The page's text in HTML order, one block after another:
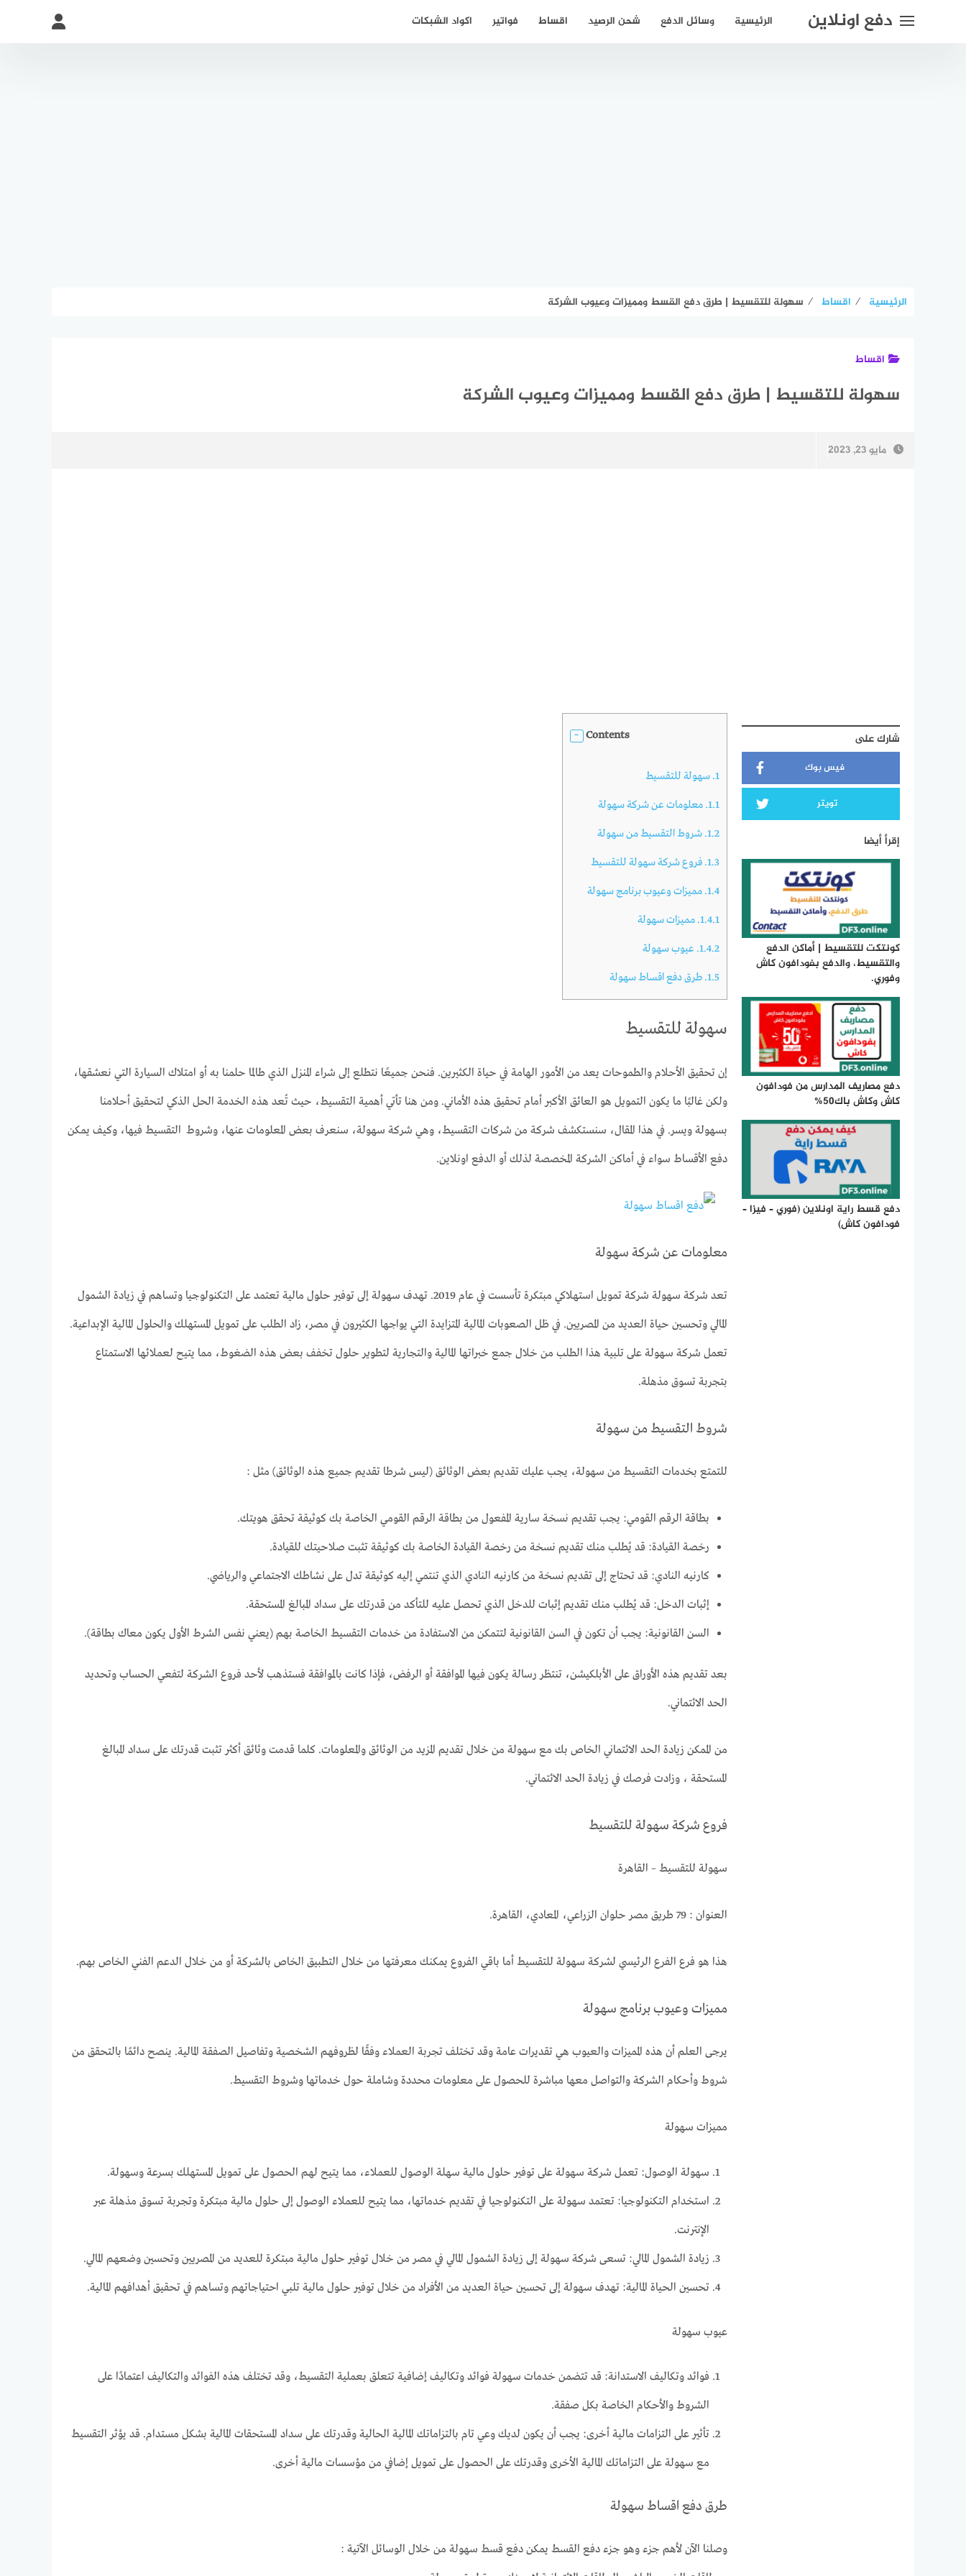
دفع اونلاين الرئيسية وسائل الدفع شحن الرصيد اقساط فواتير اكواد الشبكات
الرئيسية ⁄ اقساط ⁄ سهولة للتقسيط | طرق دفع القسط ومميزات وعيوب الشركة
اقساط
سهولة للتقسيط | طرق دفع القسط ومميزات وعيوب الشركة
مايو 23, 2023
شارك على
فيس بوك
تويتر
إقرأ أيضا
كونتكت للتقسيط | أماكن الدفع
والتقسيط، والدفع بفودافون كاش
وفوري.
دفع مصاريف المدارس من فودافون
كاش وكاش باك50%
دفع قسط راية اونلاين (فوري – فيزا –
فودافون كاش)
Contents
1. سهولة للتقسيط
1.1. معلومات عن شركة سهولة
1.2. شروط التقسيط من سهولة
1.3. فروع شركة سهولة للتقسيط
1.4. مميزات وعيوب برنامج سهولة
1.4.1. مميزات سهولة
1.4.2. عيوب سهولة
1.5. طرق دفع اقساط سهولة
سهولة للتقسيط
إن تحقيق الأحلام والطموحات يعد من الأمور الهامة في حياة الكثيرين. فنحن جميعًا نتطلع إلى شراء المنزل الذي طالما حلمنا به أو امتلاك السيارة التي نعشقها،
ولكن غالبًا ما يكون التمويل هو العائق الأكبر أمام تحقيق هذه الأماني. ومن هنا تأتي أهمية التقسيط، حيث تُعد هذه الخدمة الحل الذكي لتحقيق أحلامنا
بسهولة ويسر. في هذا المقال، سنستكشف شركة من شركات التقسيط، وهي شركة سهولة، سنعرف بعض المعلومات عنها، وشروط التقسيط فيها، وكيف يمكن
دفع الأقساط سواء في أماكن الشركة المخصصة لذلك أو الدفع اونلاين.
معلومات عن شركة سهولة
تعد شركة سهولة شركة تمويل استهلاكي مبتكرة تأسست في عام 2019. تهدف سهولة إلى توفير حلول مالية تعتمد على التكنولوجيا وتساهم في زيادة الشمول
المالي وتحسين حياة العديد من المصريين. في ظل الصعوبات المالية المتزايدة التي يواجها الكثيرون في مصر، زاد الطلب على تمويل المستهلك والحلول المالية الإبداعية.
تعمل شركة سهولة على تلبية هذا الطلب من خلال جمع خبراتها المالية والتجارية لتطوير حلول تخفف بعض هذه الضغوط، مما يتيح لعملائها الاستمتاع
بتجربة تسوق مذهلة.
شروط التقسيط من سهولة
للتمتع بخدمات التقسيط من سهولة، يجب عليك تقديم بعض الوثائق (ليس شرطا تقديم جميع هذه الوثائق) مثل :
بطاقة الرقم القومي: يجب تقديم نسخة سارية المفعول من بطاقة الرقم القومي الخاصة بك كوثيقة تحقق هويتك.
رخصة القيادة: قد يُطلب منك تقديم نسخة من رخصة القيادة الخاصة بك كوثيقة تثبت صلاحيتك للقيادة.
كارنيه النادي: قد تحتاج إلى تقديم نسخة من كارنيه النادي الذي تنتمي إليه كوثيقة تدل على نشاطك الاجتماعي والرياضي.
إثبات الدخل: قد يُطلب منك تقديم إثبات للدخل الذي تحصل عليه للتأكد من قدرتك على سداد المبالغ المستحقة.
السن القانونية: يجب أن تكون في السن القانونية لتتمكن من الاستفادة من خدمات التقسيط الخاصة بهم (يعني نفس الشرط الأول يكون معاك بطاقة).
بعد تقديم هذه الأوراق على الأبلكيشن، تنتظر رسالة يكون فيها الموافقة أو الرفض، فإذا كانت بالموافقة فستذهب لأحد فروع الشركة لتفعي الحساب وتحديد
الحد الائتماني.
من الممكن زيادة الحد الائتماني الخاص بك مع سهولة من خلال تقديم المزيد من الوثائق والمعلومات. كلما قدمت وثائق أكثر تثبت قدرتك على سداد المبالغ
المستحقة ، وزادت فرصك في زيادة الحد الائتماني.
فروع شركة سهولة للتقسيط
سهولة للتقسيط – القاهرة
العنوان : 79 طريق مصر حلوان الزراعي، المعادي، القاهرة.
هذا هو فرع الفرع الرئيسي لشركة سهولة للتقسيط أما باقي الفروع يمكنك معرفتها من خلال التطبيق الخاص بالشركة أو من خلال الدعم الفني الخاص بهم.
مميزات وعيوب برنامج سهولة
يرجى العلم أن هذه المميزات والعيوب هي تقديرات عامة وقد تختلف تجربة العملاء وفقًا لظروفهم الشخصية وتفاصيل الصفقة المالية. ينصح دائمًا بالتحقق من
شروط وأحكام الشركة والتواصل معها مباشرة للحصول على معلومات محددة وشاملة حول خدماتها وشروط التقسيط.
مميزات سهولة
سهولة الوصول: تعمل شركة سهولة على توفير حلول مالية سهلة الوصول للعملاء، مما يتيح لهم الحصول على تمويل المستهلك بسرعة وسهولة.
استخدام التكنولوجيا: تعتمد سهولة على التكنولوجيا في تقديم خدماتها، مما يتيح للعملاء الوصول إلى حلول مالية مبتكرة وتجربة تسوق مذهلة عبر
الإنترنت.
زيادة الشمول المالي: تسعى شركة سهولة إلى زيادة الشمول المالي في مصر من خلال توفير حلول مالية مبتكرة للعديد من المصريين وتحسين وضعهم المالي.
تحسين الحياة المالية: تهدف سهولة إلى تحسين حياة العديد من الأفراد من خلال توفير حلول مالية تلبي احتياجاتهم وتساهم في تحقيق أهدافهم المالية.
عيوب سهولة
فوائد وتكاليف الاستدانة: قد تتضمن خدمات سهولة فوائد وتكاليف إضافية تتعلق بعملية التقسيط، وقد تختلف هذه الفوائد والتكاليف اعتمادًا على
الشروط والأحكام الخاصة بكل صفقة.
تأثير على التزامات مالية أخرى: يجب أن يكون لديك وعي تام بالتزاماتك المالية الحالية وقدرتك على سداد المستحقات المالية بشكل مستدام. قد يؤثر التقسيط
مع سهولة على التزاماتك المالية الأخرى وقدرتك على الحصول على تمويل إضافي من مؤسسات مالية أخرى.
طرق دفع اقساط سهولة
وصلنا الآن لأهم جزء وهو جزء دفع القسط يمكن دفع قسط سهولة من خلال الوسائل الآتية :